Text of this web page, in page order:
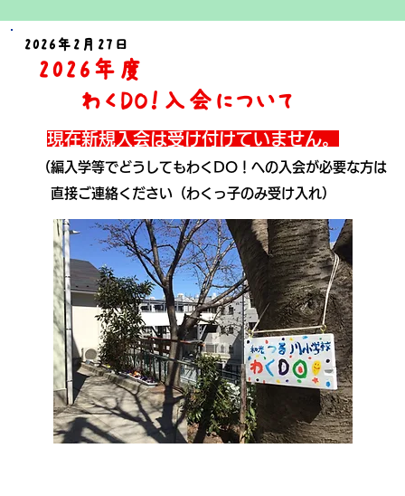
2026 年2 月27 日
2026 年度
わくDO！入 会について
現在新規入会は受け付けていません。
（編入学等でどうしてもわくDO！への入会が必要な方は
直接ご連絡ください（わくっ子のみ受け入れ）